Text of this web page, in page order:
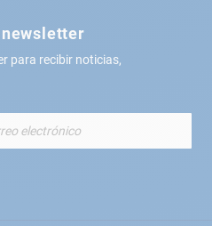
para recibir noticias,